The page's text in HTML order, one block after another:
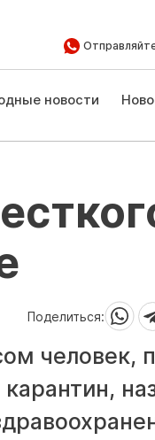
новости
Поделиться:
человек,